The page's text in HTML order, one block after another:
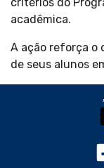
acadêmica.
A ação reforça o
de seus alunos